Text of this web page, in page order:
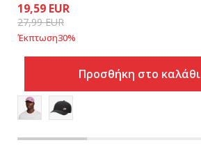
19,59 EUR
27,99EUR
Έκπτωση30%
Προσθήκη στο καλάθι